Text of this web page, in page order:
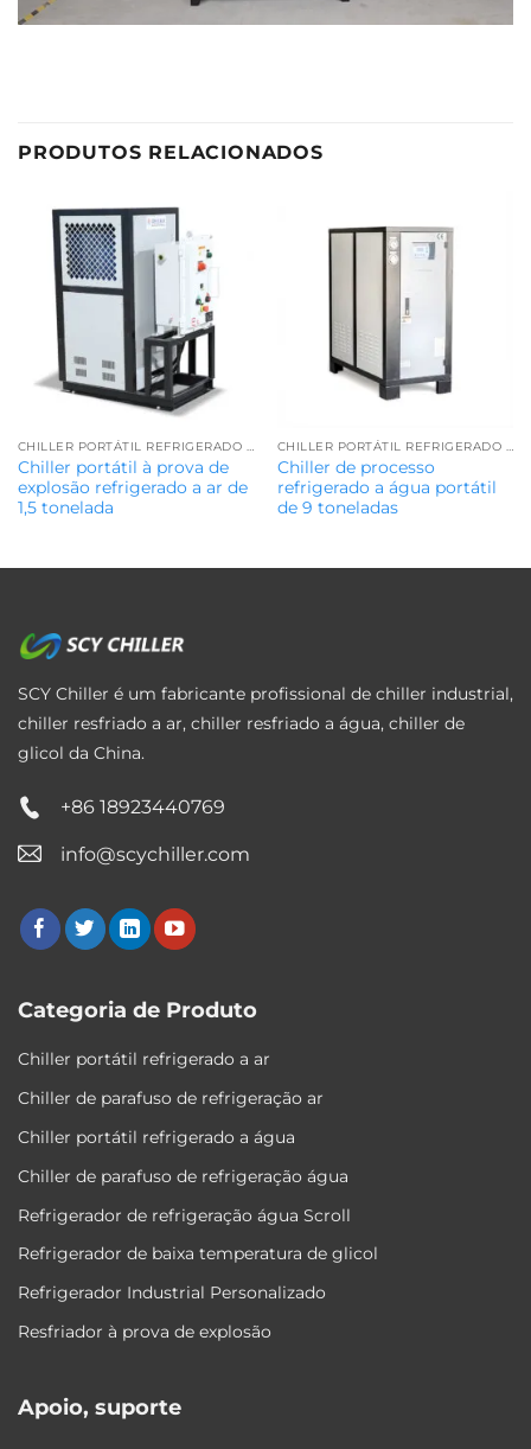
PRODUTOS RELACIONADOS
CHILLER PORTÁTIL REFRIGERADO A AR
Chiller portátil à prova de
explosão refrigerado a ar de
1,5 tonelada
CHILLER PORTÁTIL REFRIGERADO A ÁGUA
Chiller de processo
refrigerado a água portátil
de 9 toneladas
SCY Chiller é um fabricante profissional de chiller industrial,
chiller resfriado a ar, chiller resfriado a água, chiller de
glicol da China.
+86 18923440769
info@scychiller.com
Categoria de Produto
Chiller portátil refrigerado a ar
Chiller de parafuso de refrigeração ar
Chiller portátil refrigerado a água
Chiller de parafuso de refrigeração água
Refrigerador de refrigeração água Scroll
Refrigerador de baixa temperatura de glicol
Refrigerador Industrial Personalizado
Resfriador à prova de explosão
Apoio, suporte